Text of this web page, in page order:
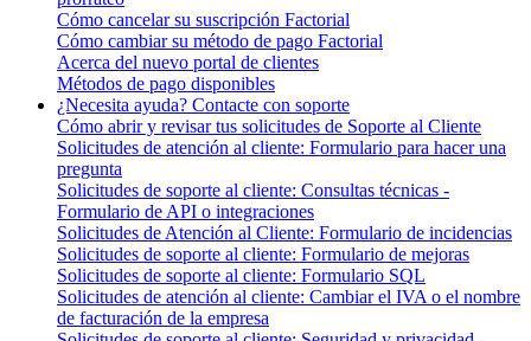
Cómo cancelar su suscripción Factorial
Cómo cambiar su método de pago Factorial
Acerca del nuevo portal de clientes
Métodos de pago disponibles
¿Necesita ayuda? Contacte con soporte
Cómo abrir y revisar tus solicitudes de Soporte al Cliente
Solicitudes de atención al cliente: Formulario para hacer una
pregunta
Solicitudes de soporte al cliente: Consultas técnicas -
Formulario de API o integraciones
Solicitudes de Atención al Cliente: Formulario de incidencias
Solicitudes de soporte al cliente: Formulario de mejoras
Solicitudes de soporte al cliente: Formulario SQL
Solicitudes de atención al cliente: Cambiar el IVA o el nombre
de facturación de la empresa